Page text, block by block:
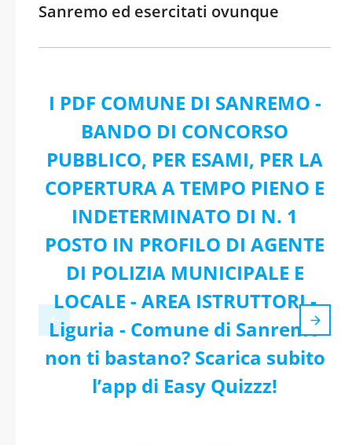
Sanremo ed esercitati ovunque
I PDF COMUNE DI SANREMO -
BANDO DI CONCORSO
PUBBLICO, PER ESAMI, PER LA
COPERTURA A TEMPO PIENO E
INDETERMINATO DI N. 1
POSTO IN PROFILO DI AGENTE
DI POLIZIA MUNICIPALE E
LOCALE - AREA ISTRUTTORI -
Liguria - Comune di Sanremo
non ti bastano? Scarica subito
l’app di Easy Quizzz!